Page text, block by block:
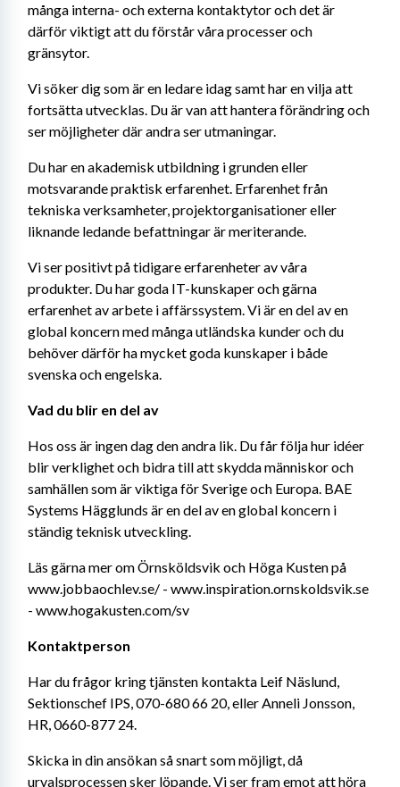
många interna- och externa kontaktytor och det är
därför viktigt att du förstår våra processer och
gränsytor.
Vi söker dig som är en ledare idag samt har en vilja att
fortsätta utvecklas. Du är van att hantera förändring och
ser möjligheter där andra ser utmaningar.
Du har en akademisk utbildning i grunden eller
motsvarande praktisk erfarenhet. Erfarenhet från
tekniska verksamheter, projektorganisationer eller
liknande ledande befattningar är meriterande.
Vi ser positivt på tidigare erfarenheter av våra
produkter. Du har goda IT-kunskaper och gärna
erfarenhet av arbete i affärssystem. Vi är en del av en
global koncern med många utländska kunder och du
behöver därför ha mycket goda kunskaper i både
svenska och engelska.
Vad du blir en del av
Hos oss är ingen dag den andra lik. Du får följa hur idéer
blir verklighet och bidra till att skydda människor och
samhällen som är viktiga för Sverige och Europa. BAE
Systems Hägglunds är en del av en global koncern i
ständig teknisk utveckling.
Läs gärna mer om Örnsköldsvik och Höga Kusten på
www.jobbaochlev.se/ - www.inspiration.ornskoldsvik.se
- www.hogakusten.com/sv
Kontaktperson
Har du frågor kring tjänsten kontakta Leif Näslund,
Sektionschef IPS, 070-680 66 20, eller Anneli Jonsson,
HR, 0660-877 24.
Skicka in din ansökan så snart som möjligt, då
urvalsprocessen sker löpande. Vi ser fram emot att höra